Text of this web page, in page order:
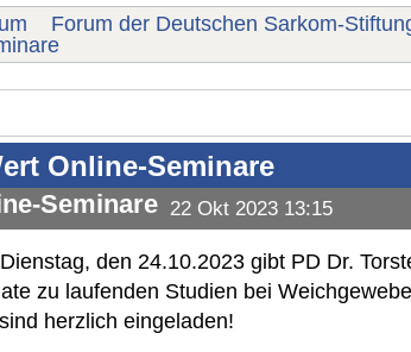
Forum der Deutschen Sarkom-
Online-Seminare
Seminare 22 Okt 2023 13:15
den 24.10.2023 gibt PD Dr.
zu laufenden Studien bei
herzlich eingeladen!